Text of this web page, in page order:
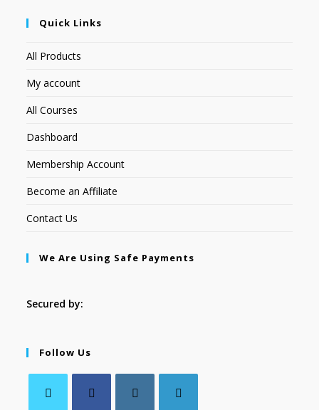
Quick Links
All Products
My account
All Courses
Dashboard
Membership Account
Become an Affiliate
Contact Us
We Are Using Safe Payments
Secured by:
Follow Us